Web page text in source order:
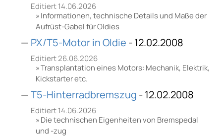
Editiert 14.06.2026
Informationen, technische Details und Maße der
Aufrüst-Gabel für Oldies
PX/T5-Motor in Oldie - 12.02.2008
Editiert 26.06.2026
Transplantation eines Motors: Mechanik, Elektrik,
Kickstarter etc.
T5-Hinterradbremszug - 12.02.2008
Editiert 14.06.2026
Die technischen Eigenheiten von Bremspedal
und -zug